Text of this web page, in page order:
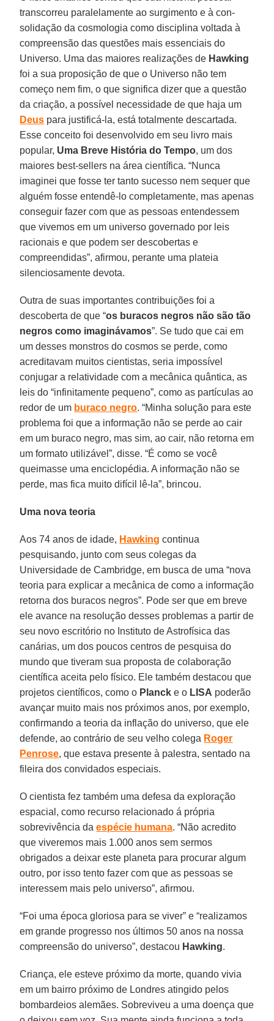
transcorreu paralelamente ao surgimento e à con-
solidação da cosmologia como disciplina voltada à
compreensão das questões mais essenciais do
Universo. Uma das maiores realizações de Hawking
foi a sua proposição de que o Universo não tem
começo nem fim, o que significa dizer que a questão
da criação, a possível necessidade de que haja um
Deus para justificá-la, está totalmente descartada.
Esse conceito foi desenvolvido em seu livro mais
popular, Uma Breve História do Tempo, um dos
maiores best-sellers na área científica. “Nunca
imaginei que fosse ter tanto sucesso nem sequer que
alguém fosse entendê-lo completamente, mas apenas
conseguir fazer com que as pessoas entendessem
que vivemos em um universo governado por leis
racionais e que podem ser descobertas e
compreendidas”, afirmou, perante uma plateia
silenciosamente devota.
Outra de suas importantes contribuições foi a
descoberta de que “os buracos negros não são tão
negros como imaginávamos”. Se tudo que cai em
um desses monstros do cosmos se perde, como
acreditavam muitos cientistas, seria impossível
conjugar a relatividade com a mecânica quântica, as
leis do “infinitamente pequeno”, como as partículas ao
redor de um buraco negro. “Minha solução para este
problema foi que a informação não se perde ao cair
em um buraco negro, mas sim, ao cair, não retorna em
um formato utilizável”, disse. “É como se você
queimasse uma enciclopédia. A informação não se
perde, mas fica muito difícil lê-la”, brincou.
Uma nova teoria
Aos 74 anos de idade, Hawking continua
pesquisando, junto com seus colegas da
Universidade de Cambridge, em busca de uma “nova
teoria para explicar a mecânica de como a informação
retorna dos buracos negros”. Pode ser que em breve
ele avance na resolução desses problemas a partir de
seu novo escritório no Instituto de Astrofísica das
canárias, um dos poucos centros de pesquisa do
mundo que tiveram sua proposta de colaboração
científica aceita pelo físico. Ele também destacou que
projetos científicos, como o Planck e o LISA poderão
avançar muito mais nos próximos anos, por exemplo,
confirmando a teoria da inflação do universo, que ele
defende, ao contrário de seu velho colega Roger
Penrose, que estava presente à palestra, sentado na
fileira dos convidados especiais.
O cientista fez também uma defesa da exploração
espacial, como recurso relacionado á própria
sobrevivência daespécie humana. “Não acredito
que viveremos mais 1.000 anos sem sermos
obrigados a deixar este planeta para procurar algum
outro, por isso tento fazer com que as pessoas se
interessem mais pelo universo”, afirmou.
“Foi uma época gloriosa para se viver” e “realizamos
em grande progresso nos últimos 50 anos na nossa
compreensão do universo”, destacou Hawking.
Criança, ele esteve próximo da morte, quando vivia
em um bairro próximo de Londres atingido pelos
bombardeios alemães. Sobreviveu a uma doença que